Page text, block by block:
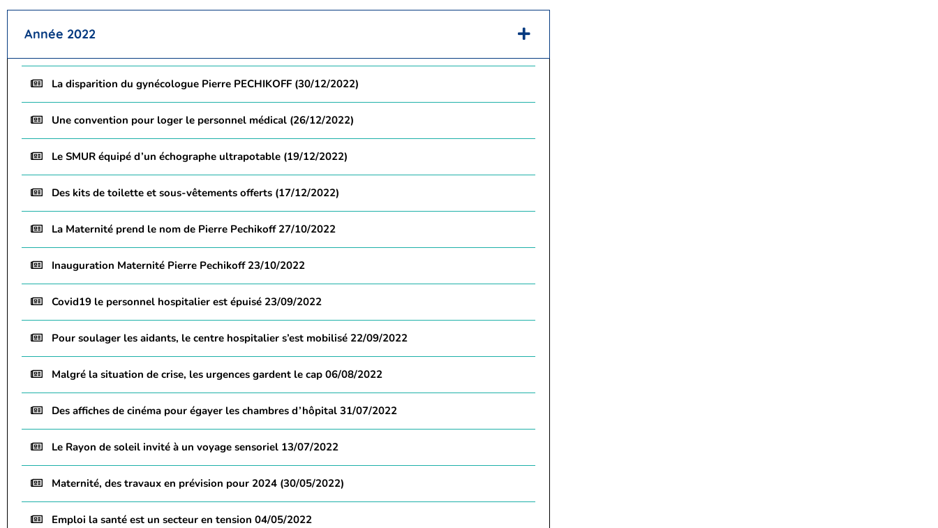
Année 2022
La disparition du gynécologue Pierre PECHIKOFF (30/12/2022)
Une convention pour loger le personnel médical (26/12/2022)
Le SMUR équipé d’un échographe ultrapotable (19/12/2022)
Des kits de toilette et sous-vêtements offerts (17/12/2022)
La Maternité prend le nom de Pierre Pechikoff 27/10/2022
Inauguration Maternité Pierre Pechikoff 23/10/2022
Covid19 le personnel hospitalier est épuisé 23/09/2022
Pour soulager les aidants, le centre hospitalier s’est mobilisé 22/09/2022
Malgré la situation de crise, les urgences gardent le cap 06/08/2022
Des affiches de cinéma pour égayer les chambres d’hôpital 31/07/2022
Le Rayon de soleil invité à un voyage sensoriel 13/07/2022
Maternité, des travaux en prévision pour 2024 (30/05/2022)
Emploi la santé est un secteur en tension 04/05/2022